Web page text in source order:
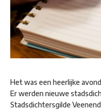
Het was een heerlijke
Er werden nieuwe
Stadsdichtersgilde